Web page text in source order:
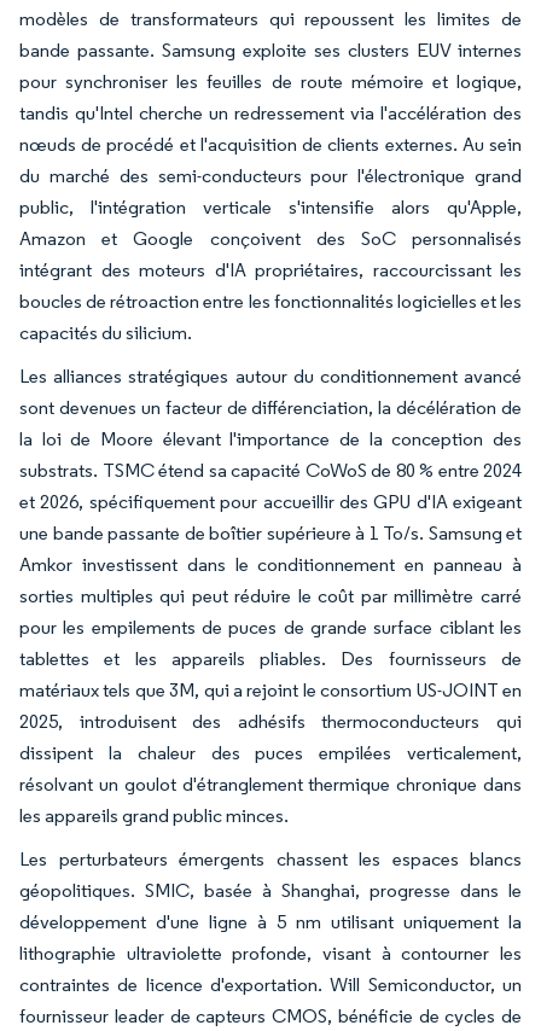
modèles de transformateurs qui repoussent les limites de
bande passante. Samsung exploite ses clusters EUV internes
pour synchroniser les feuilles de route mémoire et logique,
tandis qu'Intel cherche un redressement via l'accélération des
nœuds de procédé et l'acquisition de clients externes. Au sein
du marché des semi-conducteurs pour l'électronique grand
public, l'intégration verticale s'intensifie alors qu'Apple,
Amazon et Google conçoivent des SoC personnalisés
intégrant des moteurs d'IA propriétaires, raccourcissant les
boucles de rétroaction entre les fonctionnalités logicielles et les
capacités du silicium.
Les alliances stratégiques autour du conditionnement avancé
sont devenues un facteur de différenciation, la décélération de
la loi de Moore élevant l'importance de la conception des
substrats. TSMC étend sa capacité CoWoS de 80 % entre 2024
et 2026, spécifiquement pour accueillir des GPU d'IA exigeant
une bande passante de boîtier supérieure à 1 To/s. Samsung et
Amkor investissent dans le conditionnement en panneau à
sorties multiples qui peut réduire le coût par millimètre carré
pour les empilements de puces de grande surface ciblant les
tablettes et les appareils pliables. Des fournisseurs de
matériaux tels que 3M, qui a rejoint le consortium US-JOINT en
2025, introduisent des adhésifs thermoconducteurs qui
dissipent la chaleur des puces empilées verticalement,
résolvant un goulot d'étranglement thermique chronique dans
les appareils grand public minces.
Les perturbateurs émergents chassent les espaces blancs
géopolitiques. SMIC, basée à Shanghai, progresse dans le
développement d'une ligne à 5 nm utilisant uniquement la
lithographie ultraviolette profonde, visant à contourner les
contraintes de licence d'exportation. Will Semiconductor, un
fournisseur leader de capteurs CMOS, bénéficie de cycles de